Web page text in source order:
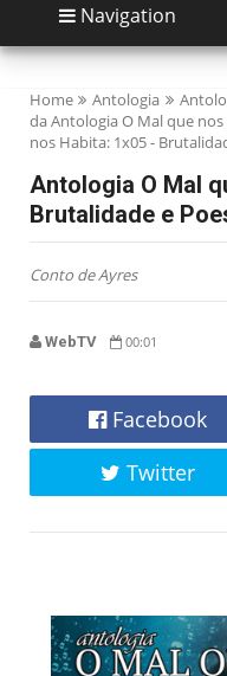
Navigation
Home Antologia
da Antologia O Mal que
nos Habita: 1x05 -
Antologia O Mal
Brutalidade e
Conto de Ayres
WebTV 00:01
Facebook
Twitter